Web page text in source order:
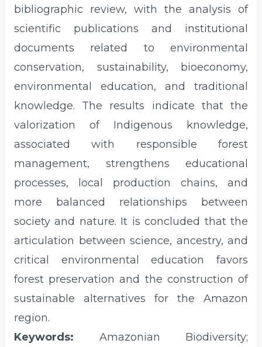
bibliographic review, with the analysis of
scientific publications and institutional
documents related to environmental
conservation, sustainability, bioeconomy,
environmental education, and traditional
knowledge. The results indicate that the
valorization of Indigenous knowledge,
associated with responsible forest
management, strengthens educational
processes, local production chains, and
more balanced relationships between
society and nature. It is concluded that the
articulation between science, ancestry, and
critical environmental education favors
forest preservation and the construction of
sustainable alternatives for the Amazon
region.
Keywords: Amazonian Biodiversity;